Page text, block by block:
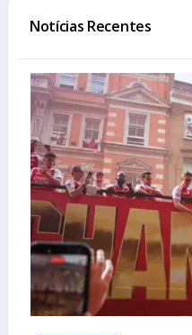
Notícias Recentes